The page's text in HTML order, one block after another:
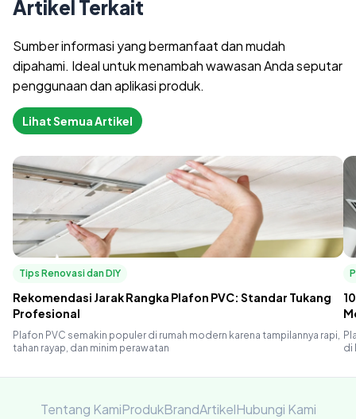
Artikel Terkait
Sumber informasi yang bermanfaat dan mudah
dipahami. Ideal untuk menambah wawasan Anda seputar
penggunaan dan aplikasi produk.
Lihat Semua Artikel
Tips Renovasi dan DIY
Rekomendasi Jarak Rangka Plafon PVC: Standar Tukang
Profesional
Plafon PVC semakin populer di rumah modern karena tampilannya rapi,
tahan rayap, dan minim perawatan
di
Tentang KamiProdukBrandArtikelHubungi Kami